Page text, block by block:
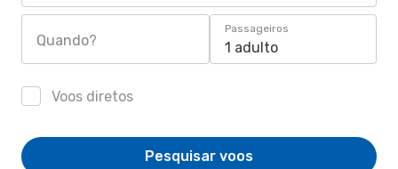
Quando?
Passageiros
1 adulto
Voos diretos
Pesquisar voos